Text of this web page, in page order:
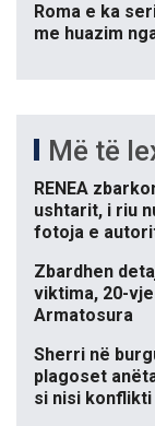
Roma e ka
me huazim
Më të
RENEA
ushtarit, i riu
fotoja e
Zbardhen
viktima, 20-
Armatosura
Sherri në
plagoset
si nisi konflikti